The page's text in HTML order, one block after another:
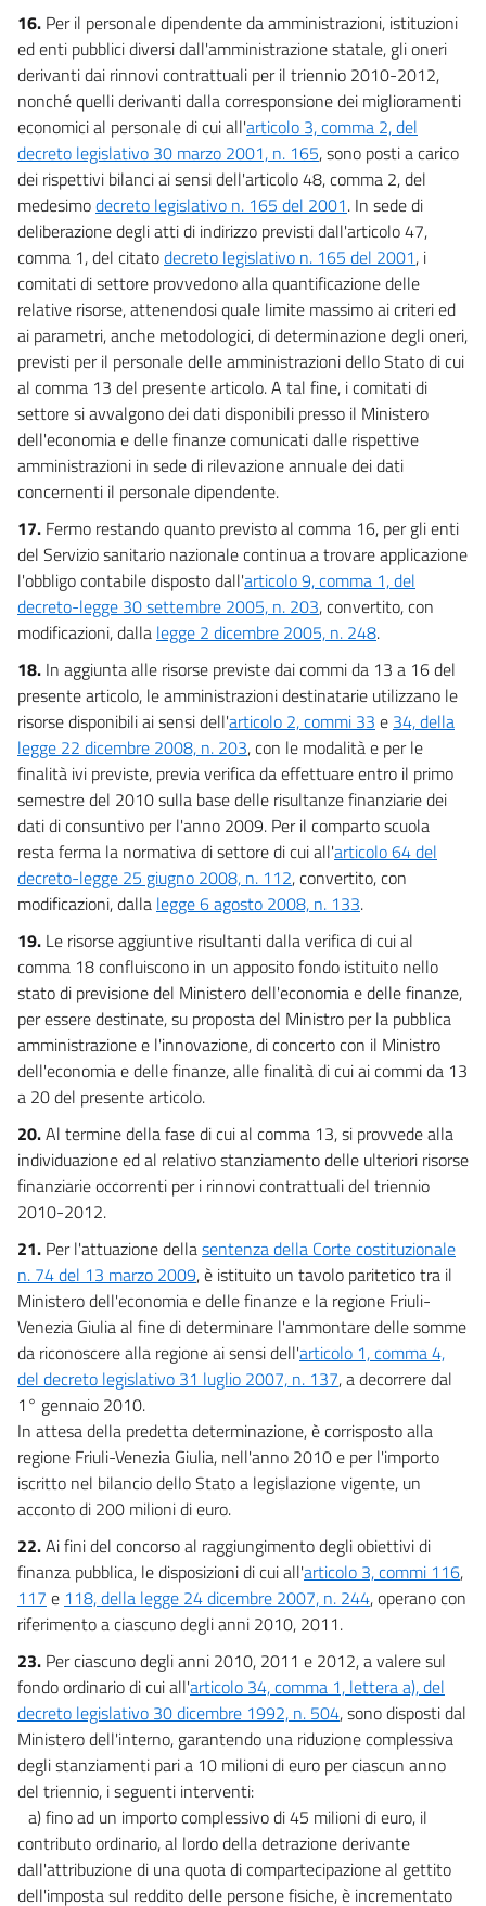
16. Per il personale dipendente da amministrazioni, istituzioni
ed enti pubblici diversi dall'amministrazione statale, gli oneri
derivanti dai rinnovi contrattuali per il triennio 2010-2012,
nonché quelli derivanti dalla corresponsione dei miglioramenti
economici al personale di cui all'articolo 3, comma 2, del
decreto legislativo 30 marzo 2001, n. 165, sono posti a carico
dei rispettivi bilanci ai sensi dell'articolo 48, comma 2, del
medesimodecreto legislativo n. 165 del 2001. In sede di
deliberazione degli atti di indirizzo previsti dall'articolo 47,
comma 1, del citatodecreto legislativo n. 165 del 2001, i
comitati di settore provvedono alla quantificazione delle
relative risorse, attenendosi quale limite massimo ai criteri ed
ai parametri, anche metodologici, di determinazione degli oneri,
previsti per il personale delle amministrazioni dello Stato di cui
al comma 13 del presente articolo. A tal fine, i comitati di
settore si avvalgono dei dati disponibili presso il Ministero
dell'economia e delle finanze comunicati dalle rispettive
amministrazioni in sede di rilevazione annuale dei dati
concernenti il personale dipendente.
17. Fermo restando quanto previsto al comma 16, per gli enti
del Servizio sanitario nazionale continua a trovare applicazione
l'obbligo contabile disposto dall'articolo 9, comma 1, del
decreto-legge 30 settembre 2005, n. 203, convertito, con
modificazioni, dalla legge 2 dicembre 2005, n. 248.
18. In aggiunta alle risorse previste dai commi da 13 a 16 del
presente articolo, le amministrazioni destinatarie utilizzano le
risorse disponibili ai sensi dell'articolo 2, commi 33 e 34, della
legge 22 dicembre 2008, n. 203, con le modalità e per le
finalità ivi previste, previa verifica da effettuare entro il primo
semestre del 2010 sulla base delle risultanze finanziarie dei
dati di consuntivo per l'anno 2009. Per il comparto scuola
resta ferma la normativa di settore di cui all'articolo 64 del
decreto-legge 25 giugno 2008, n. 112, convertito, con
modificazioni, dalla legge 6 agosto 2008, n. 133.
19. Le risorse aggiuntive risultanti dalla verifica di cui al
comma 18 confluiscono in un apposito fondo istituito nello
stato di previsione del Ministero dell'economia e delle finanze,
per essere destinate, su proposta del Ministro per la pubblica
amministrazione e l'innovazione, di concerto con il Ministro
dell'economia e delle finanze, alle finalità di cui ai commi da 13
a 20 del presente articolo.
20.Al termine della fase di cui al comma 13, si provvede alla
individuazione ed al relativo stanziamento delle ulteriori risorse
finanziarie occorrenti per i rinnovi contrattuali del triennio
2010-2012.
21. Per l'attuazione dellasentenza della Corte costituzionale
n. 74 del 13 marzo 2009, è istituito un tavolo paritetico tra il
Ministero dell'economia e delle finanze e la regione Friuli-
Venezia Giulia al fine di determinare l'ammontare delle somme
da riconoscere alla regione ai sensi dell'articolo 1, comma 4,
del decreto legislativo 31 luglio 2007, n. 137, a decorrere dal
1° gennaio 2010.
In attesa della predetta determinazione, è corrisposto alla
regione Friuli-Venezia Giulia, nell'anno 2010 e per l'importo
iscritto nel bilancio dello Stato a legislazione vigente, un
acconto di 200 milioni di euro.
22.Ai fini del concorso al raggiungimento degli obiettivi di
finanza pubblica, le disposizioni di cui all'articolo 3, commi 116,
117 e 118, della legge 24 dicembre 2007, n. 244, operano con
riferimento a ciascuno degli anni 2010, 2011.
23. Per ciascuno degli anni 2010, 2011 e 2012, a valere sul
fondo ordinario di cui all'articolo 34, comma 1, lettera a), del
decreto legislativo 30 dicembre 1992, n. 504, sono disposti dal
Ministero dell'interno, garantendo una riduzione complessiva
degli stanziamenti pari a 10 milioni di euro per ciascun anno
del triennio, i seguenti interventi:
a) fino ad un importo complessivo di 45 milioni di euro, il
contributo ordinario, al lordo della detrazione derivante
dall'attribuzione di una quota di compartecipazione al gettito
dell'imposta sul reddito delle persone fisiche, è incrementato